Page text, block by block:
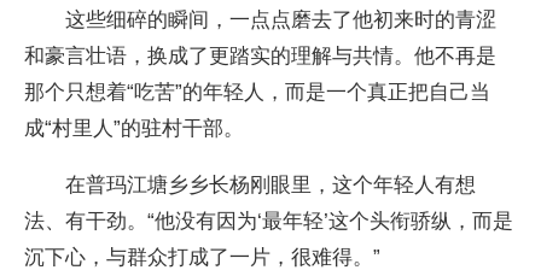
这些细碎的瞬间，一点点磨去了他初来时的青涩
和豪言壮语，换成了更踏实的理解与共情。他不再是
那个只想着“吃苦”的年轻人，而是一个真正把自己当
成“村里人”的驻村干部。
在普玛江塘乡乡长杨刚眼里，这个年轻人有想
法、有干劲。“他没有因为‘最年轻’这个头衔骄纵，而是
沉下心，与群众打成了一片，很难得。”